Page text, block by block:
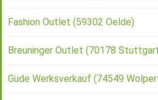
Fashion Outlet (59302 Oelde)
Breuninger Outlet (70178
Güde Werksverkauf (74549